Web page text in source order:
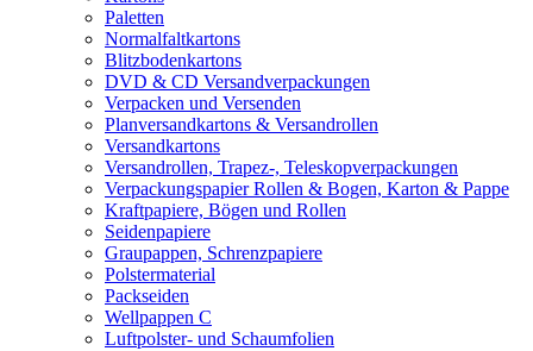
Paletten
Normalfaltkartons
Blitzbodenkartons
DVD & CD Versandverpackungen
Verpacken und Versenden
Planversandkartons & Versandrollen
Versandkartons
Versandrollen, Trapez-, Teleskopverpackungen
Verpackungspapier Rollen & Bogen, Karton & Pappe
Kraftpapiere, Bögen und Rollen
Seidenpapiere
Graupappen, Schrenzpapiere
Polstermaterial
Packseiden
Wellpappen C
Luftpolster- und Schaumfolien